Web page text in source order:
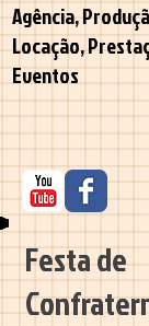
Agência,
Locação,
Eventos
Festa de